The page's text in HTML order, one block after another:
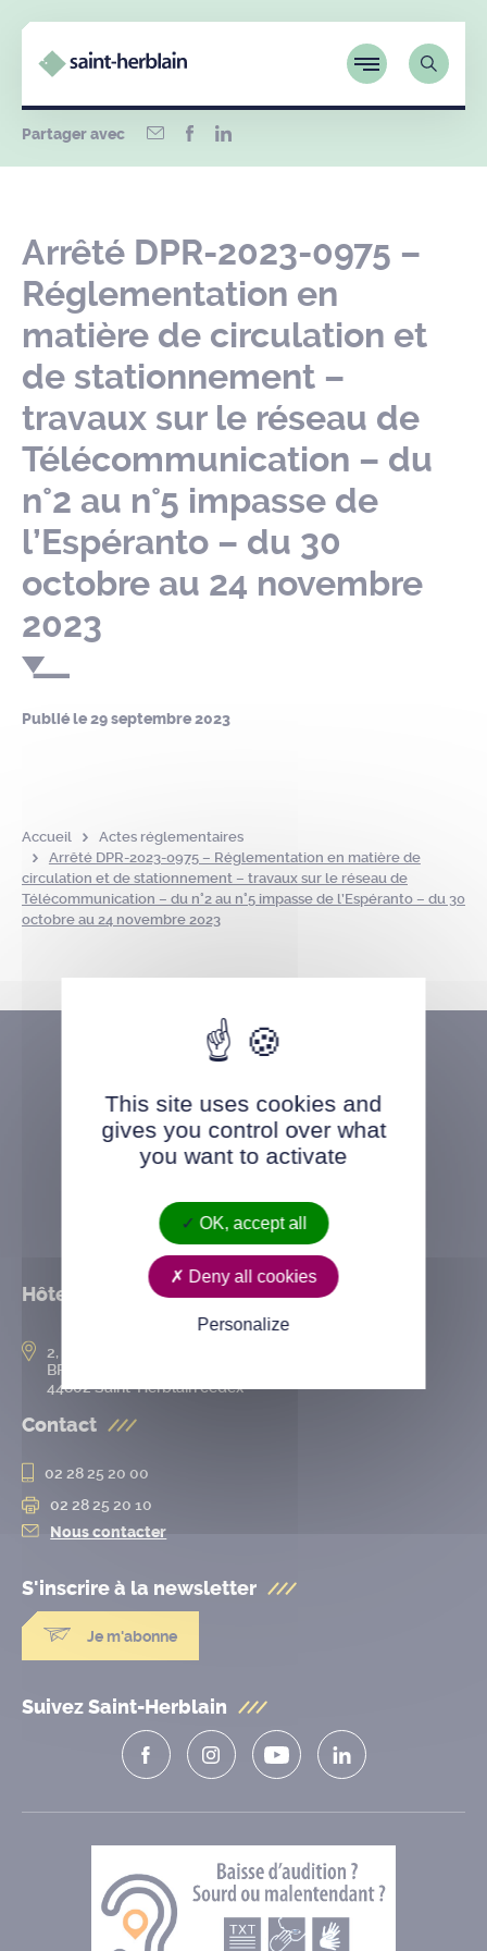
Partager avec
Arrêté DPR-2023-0975 –
Réglementation en
matière de circulation et
de stationnement –
travaux sur le réseau de
Télécommunication – du
n°2 au n°5 impasse de
l’Espéranto – du 30
octobre au 24 novembre
2023
Publié le29 septembre 2023
Accueil
Actes réglementaires
Arrêté DPR-2023-0975 – Réglementation en matière de
circulation et de stationnement – travaux sur le réseau de
Télécommunication – du n°2 au n°5 impasse de l’Espéranto – du 30
octobre au 24 novembre 2023
Hôtel de ville
2, rue de l’Hôtel-de-Ville
BP 50167
44802 Saint-Herblain cedex
Contact
02 28 25 20 00
02 28 25 20 10
Nous contacter
S'inscrire à la newsletter
Je m'abonne
Suivez Saint-Herblain
This site uses cookies and
gives you control over what
you want to activate
OK, accept all
Deny all cookies
Personalize